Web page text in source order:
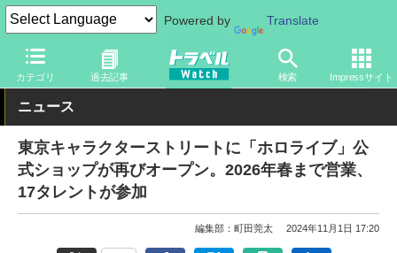
Powered by Translate
カテゴリ 過去記事 検索 Impressサイト
トラベル Watch 旅のアイテム 旅行グッズ キャラクター
ニュース
東京キャラクターストリートに「ホロライブ」公
式ショップが再びオープン。2026年春まで営業、
17タレントが参加
編集部：町田莞太 2024年11月1日 17:20